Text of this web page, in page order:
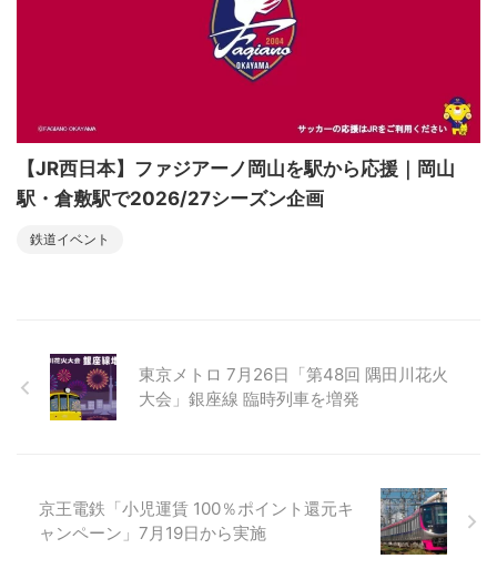
【JR西日本】ファジアーノ岡山を駅から応援｜岡山
駅・倉敷駅で2026/27シーズン企画
鉄道イベント
東京メトロ 7月26日「第48回 隅田川花火
大会」銀座線 臨時列車を増発
京王電鉄「小児運賃 100％ポイント還元キ
ャンペーン」7月19日から実施